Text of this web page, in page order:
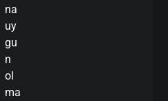
na
uy
gu
n
ol
ma